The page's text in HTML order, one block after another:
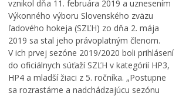
vznikol dňa 11. februára 2019 a uznesením
Výkonného výboru Slovenského zväzu
ľadového hokeja (SZĽH) zo dňa 2. mája
2019 sa stal jeho právoplatným členom.
V ich prvej sezóne 2019/2020 boli prihlásení
do oficiálnych súťaží SZĽH v kategórií HP3,
HP4 a mladší žiaci z 5. ročníka. „Postupne
sa rozrastáme a nadchádzajúcu sezónu